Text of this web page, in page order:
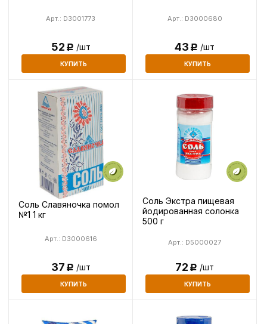
Арт.: D3001773
52Р /шт
КУПИТЬ
Арт.: D3000680
43Р /шт
КУПИТЬ
Соль Славяночка помол
№1 1 кг
Арт.: D3000616
37Р /шт
КУПИТЬ
Соль Экстра пищевая
йодированная солонка
500 г
Арт.: D5000027
72Р /шт
КУПИТЬ